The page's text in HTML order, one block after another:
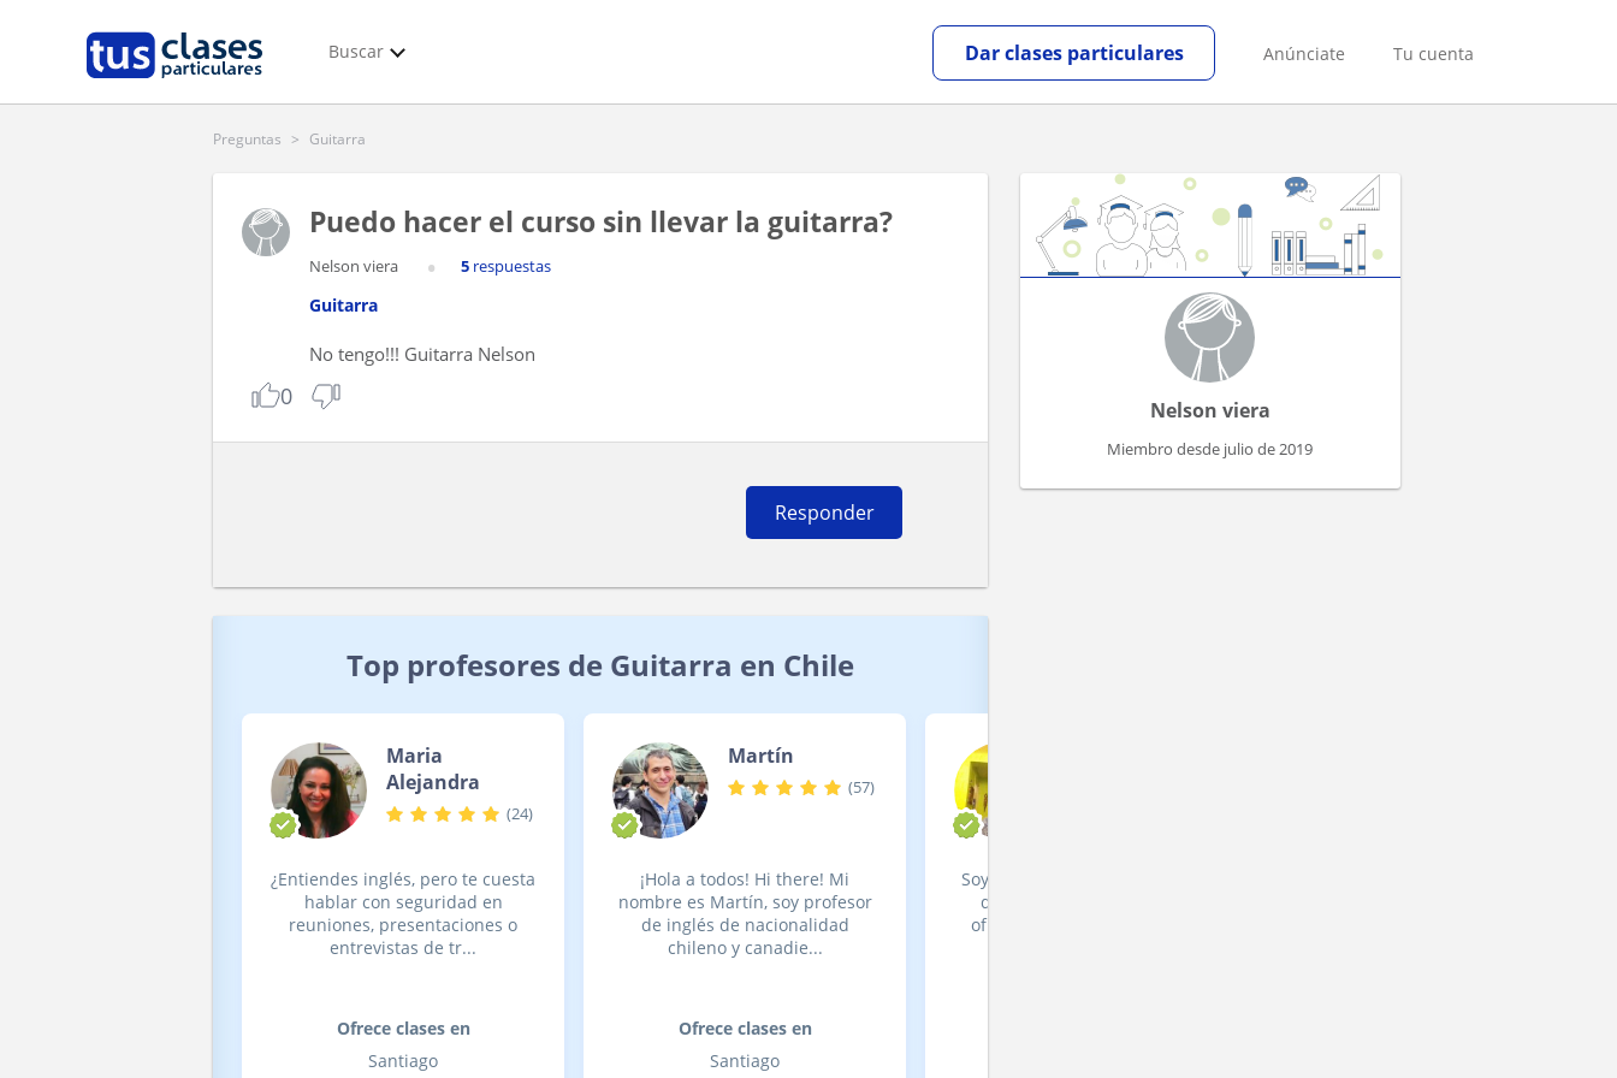
Buscar Anúnciate Tu cuenta
Dar clases particulares
Preguntas > Guitarra
Puedo hacer el curso sin llevar la guitarra?
Nelson viera 5 respuestas
Guitarra
No tengo!!! Guitarra Nelson
0
Responder
Top profesores de Guitarra en Chile
Maria
Alejandra
(24)
¿Entiendes inglés, pero te cuesta
hablar con seguridad en
reuniones, presentaciones o
entrevistas de tr...
Ofrece clases en
Santiago
Martín
(57)
¡Hola a todos! Hi there! Mi
nombre es Martín, soy profesor
de inglés de nacionalidad
chileno y canadie...
Ofrece clases en
Santiago
Soy Profesor de Inglés con más
de 20 años de experiencia
ofrece clases particulares en
Nelson viera
Miembro desde julio de 2019